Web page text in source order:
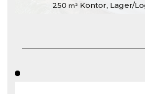
250 m²Kontor, Lager/